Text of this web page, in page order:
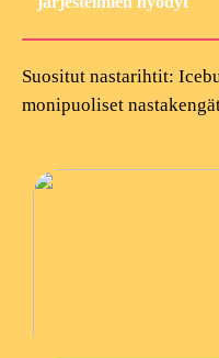
Suositut nastarihtit:
monipuoliset